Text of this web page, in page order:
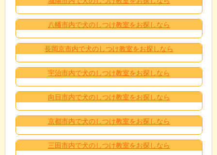
八幡市内で犬のしつけ教室をお探しなら
長岡京市内で犬のしつけ教室をお探しなら
宇治市内で犬のしつけ教室をお探しなら
向日市内で犬のしつけ教室をお探しなら
京都市内で犬のしつけ教室をお探しなら
三田市内で犬のしつけ教室をお探しなら